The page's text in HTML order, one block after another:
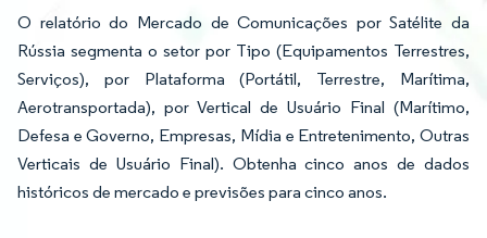
O relatório do Mercado de Comunicações por Satélite da
Rússia segmenta o setor por Tipo (Equipamentos Terrestres,
Serviços), por Plataforma (Portátil, Terrestre, Marítima,
Aerotransportada), por Vertical de Usuário Final (Marítimo,
Defesa e Governo, Empresas, Mídia e Entretenimento, Outras
Verticais de Usuário Final). Obtenha cinco anos de dados
históricos de mercado e previsões para cinco anos.